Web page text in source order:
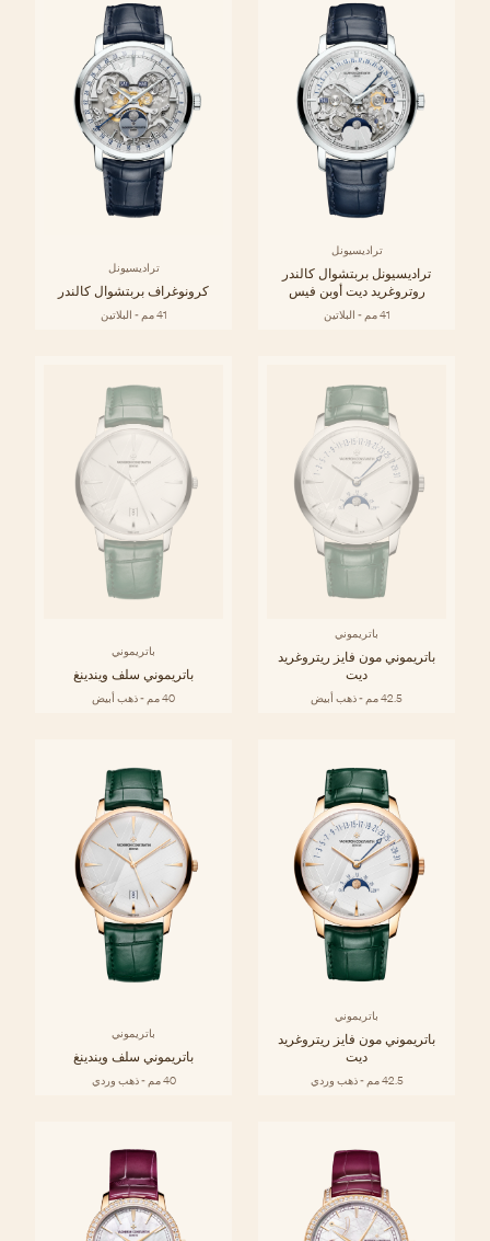
تراديسيونل
تراديسيونل بربتشوال كالندر
روتروغريد ديت أوبن فيس
41 مم - البلاتين
تراديسيونل
كرونوغراف بربتشوال كالندر
41 مم - البلاتين
باتريموني
باتريموني مون فايز ريتروغريد
ديت
42.5 مم - ذهب أبيض
باتريموني
باتريموني سلف ويندينغ
40 مم - ذهب أبيض
باتريموني
باتريموني مون فايز ريتروغريد
ديت
42.5 مم - ذهب وردي
باتريموني
باتريموني سلف ويندينغ
40 مم - ذهب وردي